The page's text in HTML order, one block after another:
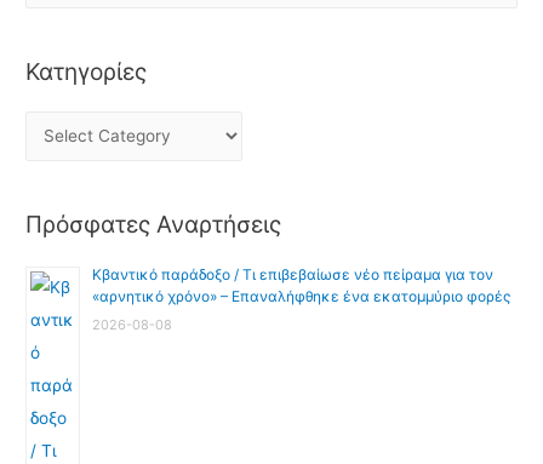
Κατηγορίες
Πρόσφατες Αναρτήσεις
Κβαντικό παράδοξο / Τι επιβεβαίωσε νέο πείραμα για τον
«αρνητικό χρόνο» – Επαναλήφθηκε ένα εκατομμύριο φορές
2026-08-08